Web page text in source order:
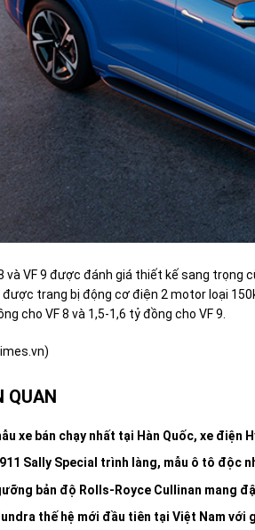
và VF 9 được đánh giá thiết kế sang trọng
được trang bị động cơ điện 2 motor loại
cho VF 8 và 1,5-1,6 tỷ đồng cho VF 9.
QUAN
xe bán chạy nhất tại Hàn Quốc, xe điện
Sally Special trình làng, mẫu ô tô độc
bản độ Rolls-Royce Cullinan mang
thế hệ mới đầu tiên tại Việt Nam với